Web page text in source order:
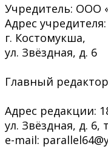
Учредитель: ООО
Адрес
г. Костомукша,
ул. Звёздная, д. 6
Главный
Адрес редакции:
ул. Звёздная, д. 6,
e-mail: